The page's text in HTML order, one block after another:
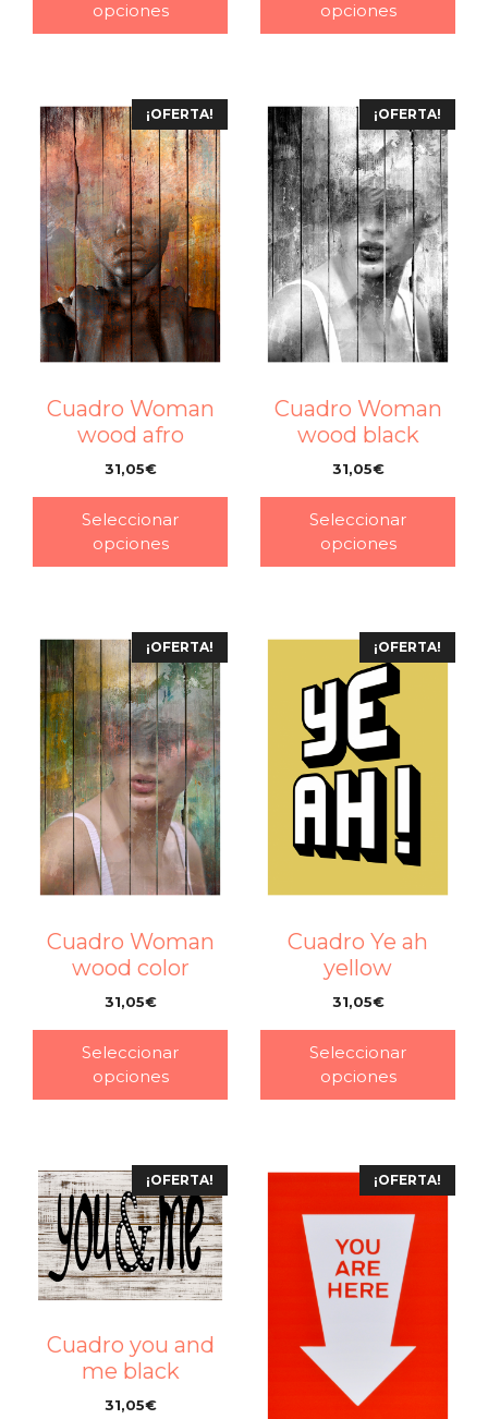
opciones opciones
¡OFERTA!
Cuadro Woman
wood afro
31,05€
Seleccionar
opciones
¡OFERTA!
Cuadro Woman
wood black
31,05€
Seleccionar
opciones
¡OFERTA!
Cuadro Woman
wood color
31,05€
Seleccionar
opciones
¡OFERTA!
Cuadro Ye ah
yellow
31,05€
Seleccionar
opciones
¡OFERTA!
Cuadro you and
me black
31,05€
¡OFERTA!